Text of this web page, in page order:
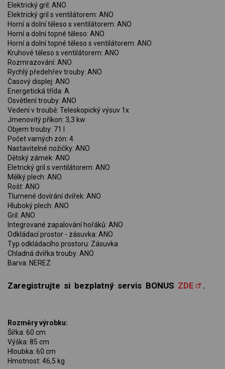
Elektrický gril: ANO
Elektrický gril s ventilátorem: ANO
Horní a dolní těleso s ventilátorem: ANO
Horní a dolní topné těleso: ANO
Horní a dolní topné těleso s ventilátorem: ANO
Kruhové těleso s ventilátorem: ANO
Rozmrazování: ANO
Rychlý předehřev trouby: ANO
Časový displej: ANO
Energetická třída: A
Osvětlení trouby: ANO
Vedení v troubě: Teleskopický výsuv 1x
Jmenovitý příkon: 3,3 kw
Objem trouby: 71 l
Počet varných zón: 4
Nastavitelné nožičky: ANO
Dětský zámek: ANO
Eletrický gril s ventilátorem: ANO
Mělký plech: ANO
Rošt: ANO
Tlumené dovírání dvířek: ANO
Hluboký plech: ANO
Gril: ANO
Integrované zapalování hořáků: ANO
Odkládací prostor - zásuvka: ANO
Typ odkládacího prostoru: Zásuvka
Chladná dvířka trouby: ANO
Barva: NEREZ
Zaregistrujte si bezplatný servis BONUS ZDE .
Rozměry výrobku:
Šířka: 60 cm
Výška: 85 cm
Hloubka: 60 cm
Hmotnost: 46,5 kg